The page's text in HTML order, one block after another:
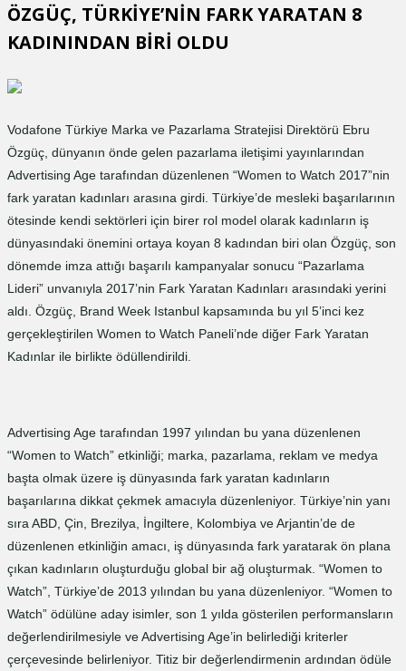
ÖZGÜÇ, TÜRKİYE’NİN FARK YARATAN 8
KADININDAN BİRİ OLDU
Vodafone Türkiye Marka ve Pazarlama Stratejisi Direktörü Ebru
Özgüç, dünyanın önde gelen pazarlama iletişimi yayınlarından
Advertising Age tarafından düzenlenen “Women to Watch 2017”nin
fark yaratan kadınları arasına girdi. Türkiye’de mesleki başarılarının
ötesinde kendi sektörleri için birer rol model olarak kadınların iş
dünyasındaki önemini ortaya koyan 8 kadından biri olan Özgüç, son
dönemde imza attığı başarılı kampanyalar sonucu “Pazarlama
Lideri” unvanıyla 2017’nin Fark Yaratan Kadınları arasındaki yerini
aldı. Özgüç, Brand Week Istanbul kapsamında bu yıl 5’inci kez
gerçekleştirilen Women to Watch Paneli’nde diğer Fark Yaratan
Kadınlar ile birlikte ödüllendirildi.
Advertising Age tarafından 1997 yılından bu yana düzenlenen
“Women to Watch” etkinliği; marka, pazarlama, reklam ve medya
başta olmak üzere iş dünyasında fark yaratan kadınların
başarılarına dikkat çekmek amacıyla düzenleniyor. Türkiye’nin yanı
sıra ABD, Çin, Brezilya, İngiltere, Kolombiya ve Arjantin’de de
düzenlenen etkinliğin amacı, iş dünyasında fark yaratarak ön plana
çıkan kadınların oluşturduğu global bir ağ oluşturmak. “Women to
Watch”, Türkiye’de 2013 yılından bu yana düzenleniyor. “Women to
Watch” ödülüne aday isimler, son 1 yılda gösterilen performansların
değerlendirilmesiyle ve Advertising Age’in belirlediği kriterler
çerçevesinde belirleniyor. Titiz bir değerlendirmenin ardından ödüle